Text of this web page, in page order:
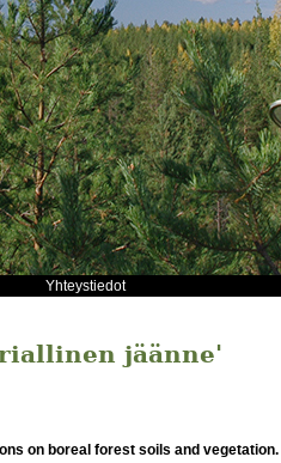
Yhteystiedot
jäänne'
on boreal forest soils and vegetation.